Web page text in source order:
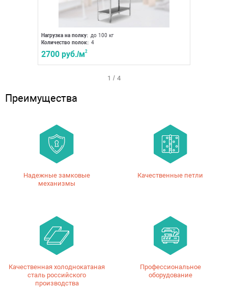
Нагрузка на полку: до 100 кг
Количество полок: 4
2700 руб./м2
1 / 4
Преимущества
Надежные замковые
механизмы
Качественные петли
Качественная холоднокатаная
сталь российского
производства
Профессиональное
оборудование